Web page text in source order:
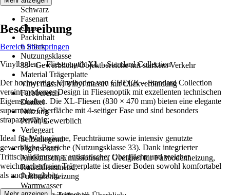
Schwarz
Fasenart
Ohne
Packinhalt
6 Stück
Nutzungsklasse
33 - Gewerbliche/Objektbereiche mit starkem Verkehr
Material Trägerplatte
Vinyl massiv, Vinyl massiv mit Clickverbindung
Farbbereich
Dunkel
Nutzung
Privat, Gewerblich
Verlegeart
Selbstliegend
Eigenschaft
Antistatisch, Emissionsarm, Geeignet für Fußbodenheizung,
Rutschhemmend
Fußbodenheizung
Warmwasser
Beschreibung
Bereich überspringen
Vinylboden – Fliesenoptik XL – Standard Collection
Der hochwertige Vinylboden von CHECK – Standard Collection
vereint modernes Design in Fliesenoptik mit exzellenten technischen
Eigenschaften. Die XL-Fliesen (830 × 470 mm) bieten eine elegante
supermatte Oberfläche mit 4-seitiger Fase und sind besonders
strapazierfähig.
Ideal für Wohnräume, Feuchträume sowie intensiv genutzte
gewerbliche Bereiche (Nutzungsklasse 33). Dank integrierter
Trittschalldämmung, antistatischer Oberfläche und weicher,
weichmacherfreier Trägerplatte ist dieser Boden sowohl komfortabel
als auch langlebig.